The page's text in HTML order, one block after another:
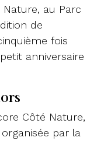
au Parc
de
fois
anniversaire
Côté Nature,
par la